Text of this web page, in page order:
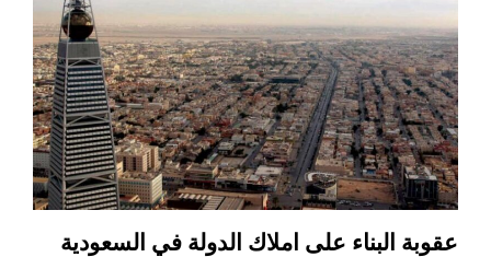
عقوبة البناء على املاك الدولة في السعودية